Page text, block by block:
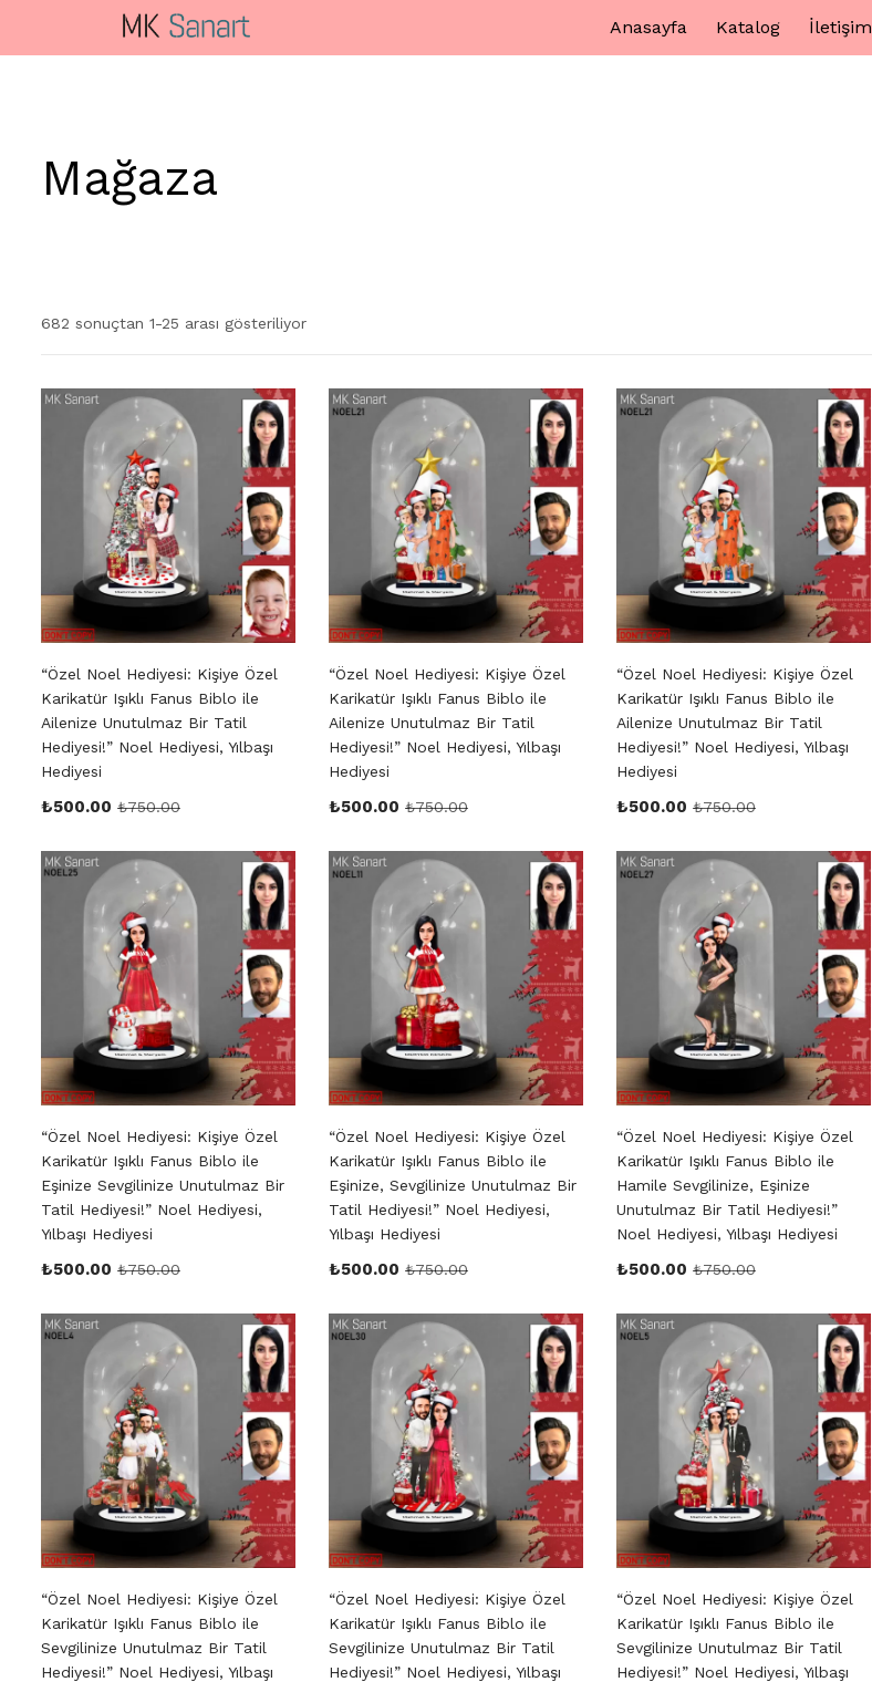
Anasayfa Katalog İletişim
Mağaza
682 sonuçtan 1-25 arası gösteriliyor
“Özel Noel Hediyesi: Kişiye Özel
Karikatür Işıklı Fanus Biblo ile
Ailenize Unutulmaz Bir Tatil
Hediyesi!” Noel Hediyesi, Yılbaşı
Hediyesi
₺500.00 ₺750.00
“Özel Noel Hediyesi: Kişiye Özel
Karikatür Işıklı Fanus Biblo ile
Ailenize Unutulmaz Bir Tatil
Hediyesi!” Noel Hediyesi, Yılbaşı
Hediyesi
₺500.00 ₺750.00
“Özel Noel Hediyesi: Kişiye Özel
Karikatür Işıklı Fanus Biblo ile
Ailenize Unutulmaz Bir Tatil
Hediyesi!” Noel Hediyesi, Yılbaşı
Hediyesi
₺500.00 ₺750.00
“Özel Noel Hediyesi: Kişiye Özel
Karikatür Işıklı Fanus Biblo ile
Eşinize Sevgilinize Unutulmaz Bir
Tatil Hediyesi!” Noel Hediyesi,
Yılbaşı Hediyesi
₺500.00 ₺750.00
“Özel Noel Hediyesi: Kişiye Özel
Karikatür Işıklı Fanus Biblo ile
Eşinize, Sevgilinize Unutulmaz Bir
Tatil Hediyesi!” Noel Hediyesi,
Yılbaşı Hediyesi
₺500.00 ₺750.00
“Özel Noel Hediyesi: Kişiye Özel
Karikatür Işıklı Fanus Biblo ile
Hamile Sevgilinize, Eşinize
Unutulmaz Bir Tatil Hediyesi!”
Noel Hediyesi, Yılbaşı Hediyesi
₺500.00 ₺750.00
“Özel Noel Hediyesi: Kişiye Özel
Karikatür Işıklı Fanus Biblo ile
Sevgilinize Unutulmaz Bir Tatil
Hediyesi!” Noel Hediyesi, Yılbaşı
“Özel Noel Hediyesi: Kişiye Özel
Karikatür Işıklı Fanus Biblo ile
Sevgilinize Unutulmaz Bir Tatil
Hediyesi!” Noel Hediyesi, Yılbaşı
“Özel Noel Hediyesi: Kişiye Özel
Karikatür Işıklı Fanus Biblo ile
Sevgilinize Unutulmaz Bir Tatil
Hediyesi!” Noel Hediyesi, Yılbaşı